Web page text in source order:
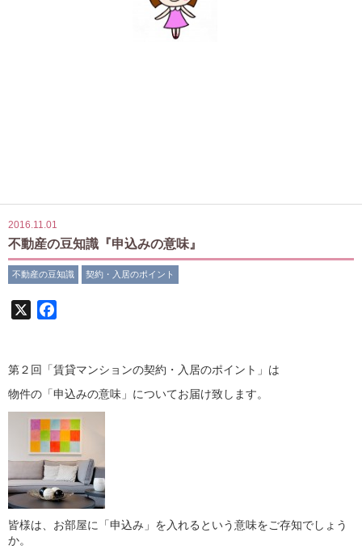
2016.11.01
不動産の豆知識『申込みの意味』
不動産の豆知識 契約・入居のポイント
第２回「賃貸マンションの契約・入居のポイント」は
物件の「申込みの意味」についてお届け致します。
皆様は、お部屋に「申込み」を入れるという意味をご存知でしょう
か。